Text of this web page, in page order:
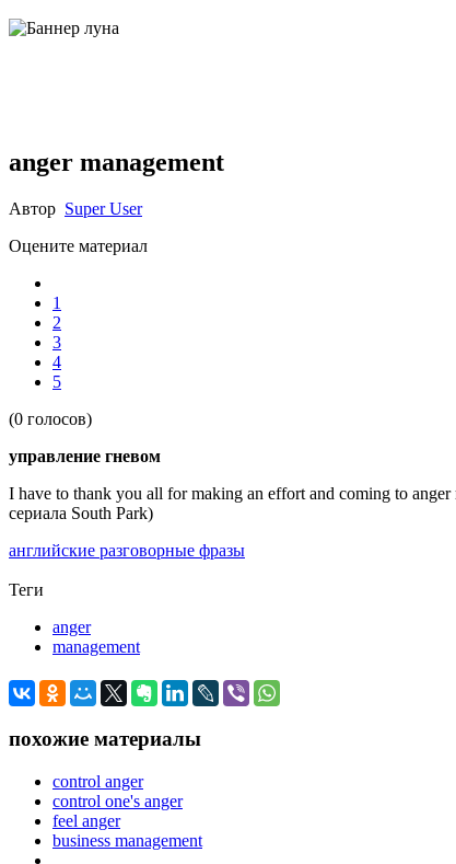
anger management
Автор Super User
Оцените материал
1
2
3
4
5
(0 голосов)
управление гневом
I have to thank you all for making an effort and coming to
сериала South Park)
английские разговорные фразы
Теги
anger
management
похожие материалы
control anger
control one's anger
feel anger
business management